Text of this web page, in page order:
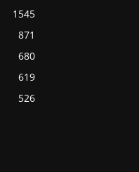
1545
871
680
619
526